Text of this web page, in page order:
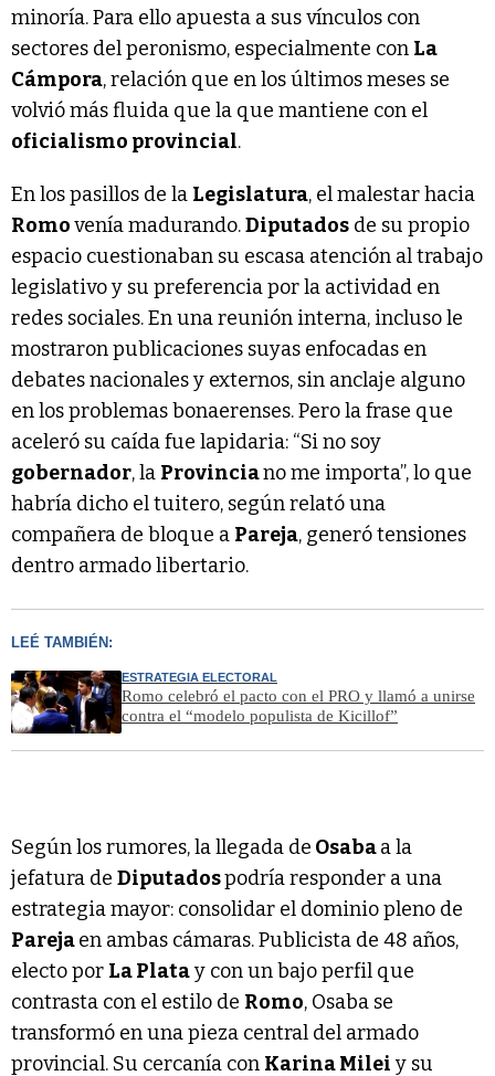
minoría. Para ello apuesta a sus vínculos con
sectores del peronismo, especialmente con La
Cámpora, relación que en los últimos meses se
volvió más fluida que la que mantiene con el
oficialismo provincial.
En los pasillos de la Legislatura, el malestar hacia
Romovenía madurando.Diputados de su propio
espacio cuestionaban su escasa atención al trabajo
legislativo y su preferencia por la actividad en
redes sociales. En una reunión interna, incluso le
mostraron publicaciones suyas enfocadas en
debates nacionales y externos, sin anclaje alguno
en los problemas bonaerenses. Pero la frase que
aceleró su caída fue lapidaria: “Si no soy
gobernador, la Provinciano me importa”, lo que
habría dicho el tuitero, según relató una
compañera de bloque a Pareja, generó tensiones
dentro armado libertario.
LEÉ TAMBIÉN:
ESTRATEGIA ELECTORAL
Romo celebró el pacto con el PRO y llamó a unirse
contra el “modelo populista de Kicillof”
Según los rumores, la llegada de Osabaa la
jefatura de Diputadospodría responder a una
estrategia mayor: consolidar el dominio pleno de
Parejaen ambas cámaras. Publicista de 48 años,
electo por La Platay con un bajo perfil que
contrasta con el estilo de Romo, Osaba se
transformó en una pieza central del armado
provincial. Su cercanía con Karina Milei y su